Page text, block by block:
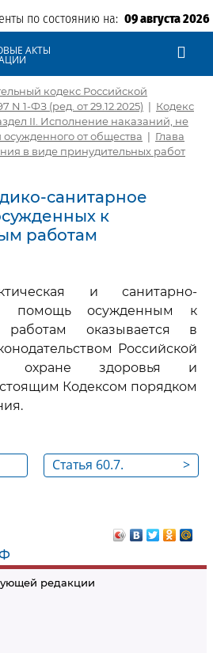
по состоянию на: 09 августа 2026
АКТЫ
редакции
кодекс Российской
N 1-ФЗ (ред. от 29.12.2025) | Кодекс
II. Исполнение наказаний, не
от общества | Глава
в виде принудительных работ
санитарное
к
работам
и санитарно-
помощь осужденным к
работам оказывается в
Российской
охране здоровья и
Кодексом порядком
>
Статья 60.7.
принудительным